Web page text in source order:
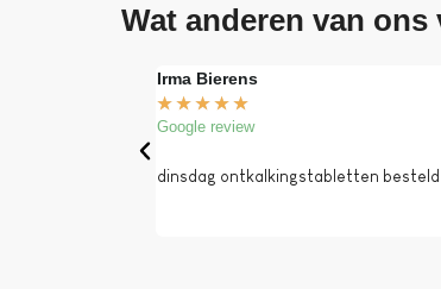
Wat anderen van ons
Irma Bierens
★ ★ ★ ★ ★
Google review
dinsdag ontkalkingstabletten besteld